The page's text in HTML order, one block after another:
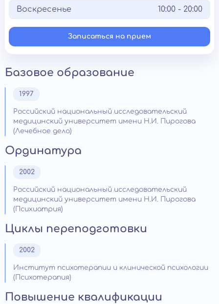
Воскресенье 10:00 - 20:00
Записаться на прием
Базовое образование
1997
Российский национальный исследовательский
медицинский университет имени Н.И. Пирогова
(Лечебное дело)
Ординатура
2002
Российский национальный исследовательский
медицинский университет имени Н.И. Пирогова
(Психиатрия)
Циклы переподготовки
2002
Институт психотерапии и клинической психологии
(Психотерапия)
Повышение квалификации